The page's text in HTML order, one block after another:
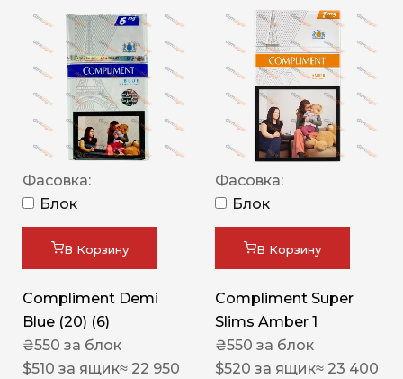
Фасовка:
Блок
В Корзину
Compliment Demi
Blue (20) (6)
₴550 за блок
$510 за ящик≈ 22 950
Фасовка:
Блок
В Корзину
Compliment Super
Slims Amber 1
₴550 за блок
$520 за ящик≈ 23 400